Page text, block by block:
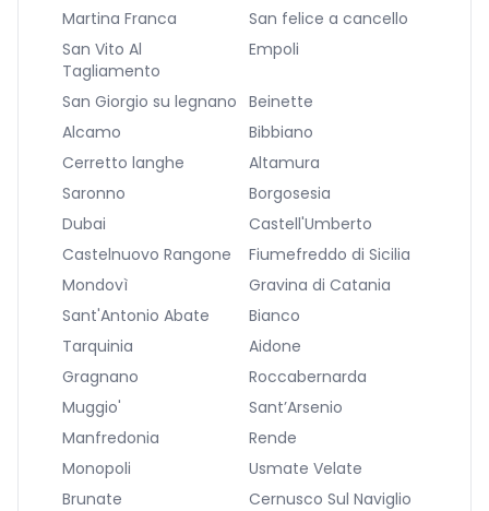
Martina Franca
San felice a cancello
San Vito Al
Tagliamento
Empoli
San Giorgio su legnano Beinette
Alcamo
Bibbiano
Cerretto langhe
Altamura
Saronno
Borgosesia
Dubai
Castell'Umberto
Castelnuovo Rangone
Fiumefreddo di Sicilia
Mondovì
Gravina di Catania
Sant'Antonio Abate
Bianco
Tarquinia
Aidone
Gragnano
Roccabernarda
Muggio'
Sant’Arsenio
Manfredonia
Rende
Monopoli
Usmate Velate
Brunate
Cernusco Sul Naviglio